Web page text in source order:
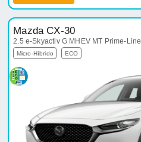
Mazda CX-30
2.5 e-Skyactiv G MHEV MT Prime-Line
Micro-Híbrido ECO